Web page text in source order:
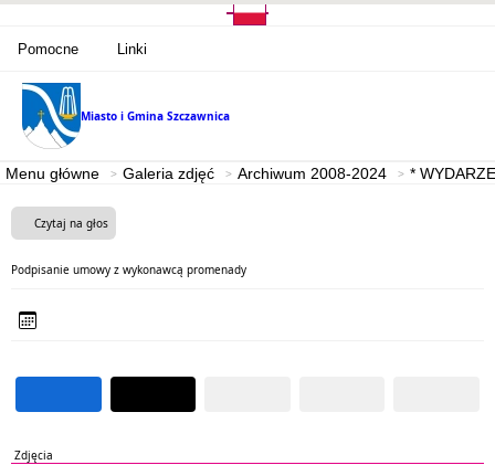
Pomocne Linki
Miasto i Gmina Szczawnica
Menu główne Galeria zdjęć Archiwum 2008-2024 *
Czytaj na głos
Podpisanie umowy z wykonawcą promenady
Zdjęcia